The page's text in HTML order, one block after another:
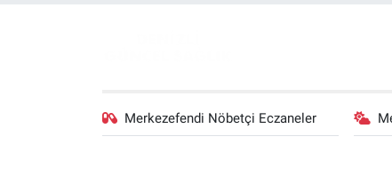
Merkezefendi Nöbetçi Eczaneler